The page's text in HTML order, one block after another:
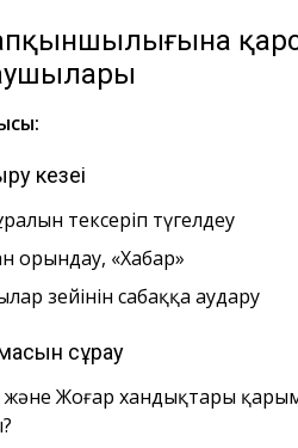
кезеңі
тексеріп түгелдеу
орындау, «Хабар»
зейінін сабаққа аудару
сұрау
Жоңғар хандықтары